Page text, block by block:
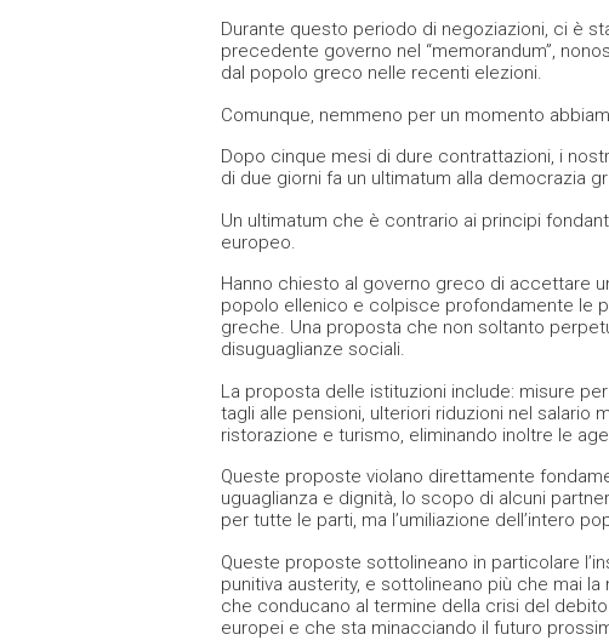
Durante questo periodo di negoziazioni, ci è
precedente governo nel “memorandum”,
dal popolo greco nelle recenti elezioni.
Comunque, nemmeno per un momento
Dopo cinque mesi di dure contrattazioni, i
di due giorni fa un ultimatum alla democrazia
Un ultimatum che è contrario ai principi
europeo.
Hanno chiesto al governo greco di accettare
popolo ellenico e colpisce profondamente le
greche. Una proposta che non soltanto
disuguaglianze sociali.
La proposta delle istituzioni include: misure
tagli alle pensioni, ulteriori riduzioni nel salario
ristorazione e turismo, eliminando inoltre le
Queste proposte violano direttamente
uguaglianza e dignità, lo scopo di alcuni
per tutte le parti, ma l’umiliazione dell’intero
Queste proposte sottolineano in particolare
punitiva austerity, e sottolineano più che mai
che conducano al termine della crisi del
europei e che sta minacciando il futuro